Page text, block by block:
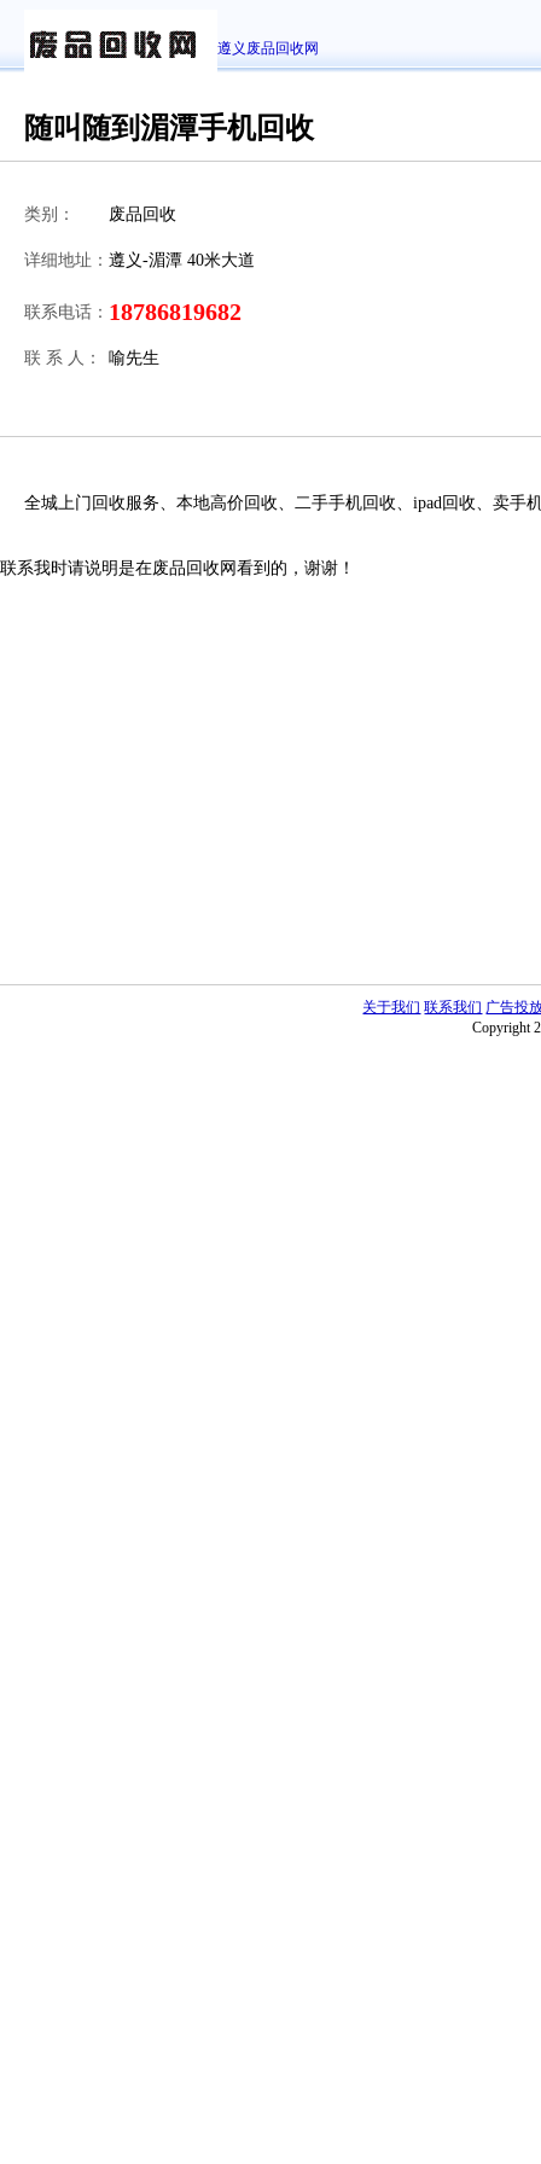
遵义废品回收网
随叫随到湄潭手机回收
类别： 废品回收
详细地址： 遵义-湄潭 40米大道
联系电话： 18786819682
联 系 人： 喻先生
全城上门回收服务、本地高价回收、二手手机回收、ipad回收、卖手
联系我时请说明是在废品回收网看到的，谢谢！
关于我们 联系我们 广告投
Copyright